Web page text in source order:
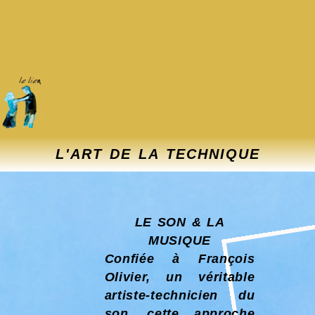
L'ART DE LA TECHNIQUE
LE SON & LA
MUSIQUE
Confiée à François
Olivier, un véritable
artiste-technicien du